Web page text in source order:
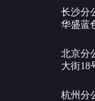
长沙分
华盛蓝
北京分
大街18
杭州分